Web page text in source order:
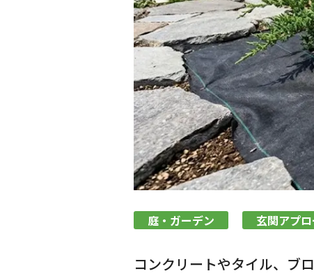
庭・ガーデン 玄関アプ
コンクリートやタイル、ブ